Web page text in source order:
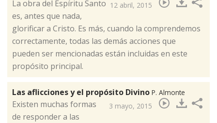
12 abril, 2015
​La obra del Espíritu Santo
es, antes que nada,
glorificar a Cristo. Es más, cuando la comprendemos
correctamente, todas las demás acciones que
pueden ser mencionadas están incluidas en este
propósito principal.
Las aflicciones y el propósito Divino P. Almonte
3 mayo, 2015
​Existen muchas formas
de responder a las